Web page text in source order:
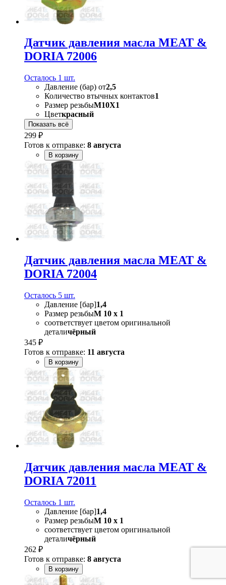
Датчик давления масла MEAT &
DORIA 72006
Осталось 1 шт.
Давление (бар) от2,5
Количество втычных контактов1
Размер резьбыM10X1
Цветкрасный
Показать всё
299 ₽
Готов к отправке: 8 августа
В корзину
Датчик давления масла MEAT &
DORIA 72004
Осталось 5 шт.
Давление [бар]1,4
Размер резьбыM 10 x 1
соответствует цветом оригинальной
деталичёрный
345 ₽
Готов к отправке: 11 августа
В корзину
Датчик давления масла MEAT &
DORIA 72011
Осталось 1 шт.
Давление [бар]1,4
Размер резьбыM 10 x 1
соответствует цветом оригинальной
деталичёрный
262 ₽
Готов к отправке: 8 августа
В корзину